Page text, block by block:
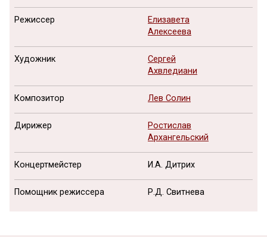
Режиссер
Елизавета
Алексеева
Художник
Сергей
Ахвледиани
Композитор Лев Солин
Дирижер
Ростислав
Архангельский
Концертмейстер И.А. Дитрих
Помощник режиссера Р.Д. Свитнева